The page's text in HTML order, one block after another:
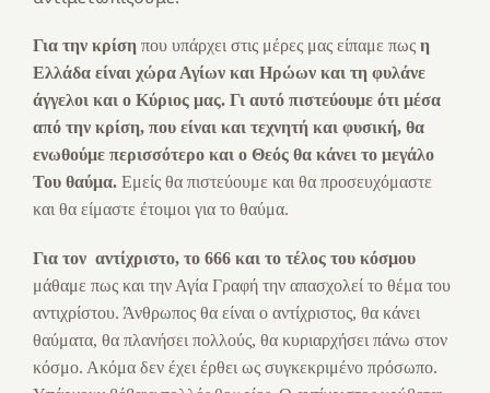
Για την κρίση που υπάρχει στις μέρες μας είπαμε πως η
Ελλάδα είναι χώρα Αγίων και Ηρώων και τη φυλάνε
άγγελοι και ο Κύριος μας. Γι αυτό πιστεύουμε ότι μέσα
από την κρίση, που είναι και τεχνητή και φυσική, θα
ενωθούμε περισσότερο και ο Θεός θα κάνει το μεγάλο
Του θαύμα. Εμείς θα πιστεύουμε και θα προσευχόμαστε
και θα είμαστε έτοιμοι για το θαύμα.
Για τον αντίχριστο, το 666 και το τέλος του κόσμου
μάθαμε πως και την Αγία Γραφή την απασχολεί το θέμα του
αντιχρίστου. Άνθρωπος θα είναι ο αντίχριστος, θα κάνει
θαύματα, θα πλανήσει πολλούς, θα κυριαρχήσει πάνω στον
κόσμο. Ακόμα δεν έχει έρθει ως συγκεκριμένο πρόσωπο.